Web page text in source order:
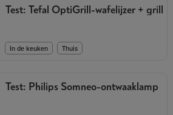
Test: Tefal OptiGrill-wafelijzer + grill
In de keuken Thuis
Test: Philips Somneo-ontwaaklamp